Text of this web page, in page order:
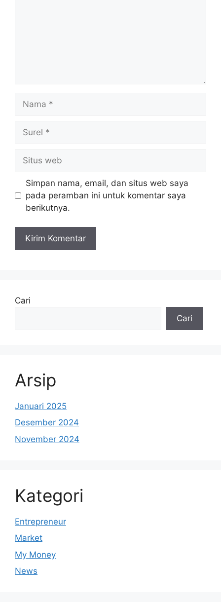
Nama
Surel
Situs
web
Simpan nama, email, dan situs web saya
pada peramban ini untuk komentar saya
berikutnya.
Cari
Cari
Arsip
Januari 2025
Desember 2024
November 2024
Kategori
Entrepreneur
Market
My Money
News